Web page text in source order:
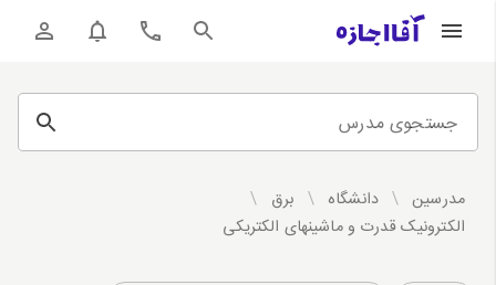
جستجوی مدرس
مدرسین / دانشگاه / برق /
الکترونیک قدرت و ماشینهای الکتریکی